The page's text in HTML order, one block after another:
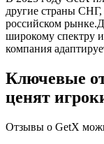
другие страны СНГ,
российском
широкому спектру
компания
Ключевые
ценят
Отзывы о GetX